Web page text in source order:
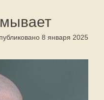
8 января 2025